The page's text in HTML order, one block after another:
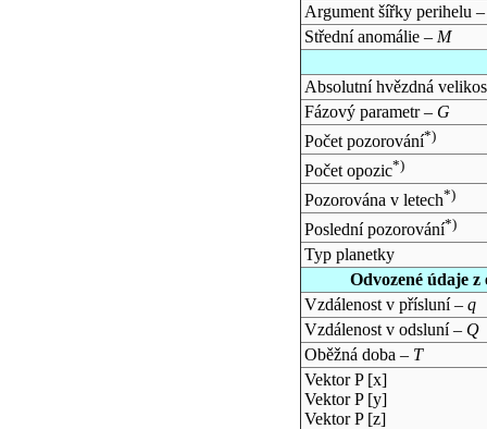
Argument šířky perihelu
Střední anomálie – M
Absolutní hvězdná
Fázový parametr – G
Počet pozorování*)
Počet opozic*)
Pozorována v letech*)
Poslední pozorování*)
Typ planetky
Odvozené údaje
Vzdálenost v přísluní – q
Vzdálenost v odsluní – Q
Oběžná doba – T
Vektor P [x]
Vektor P [y]
Vektor P [z]